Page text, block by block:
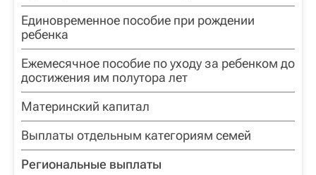
Единовременное пособие при рождении
ребенка
Ежемесячное пособие по уходу за ребенком до
достижения им полутора лет
Материнский капитал
Выплаты отдельным категориям семей
Региональные выплаты